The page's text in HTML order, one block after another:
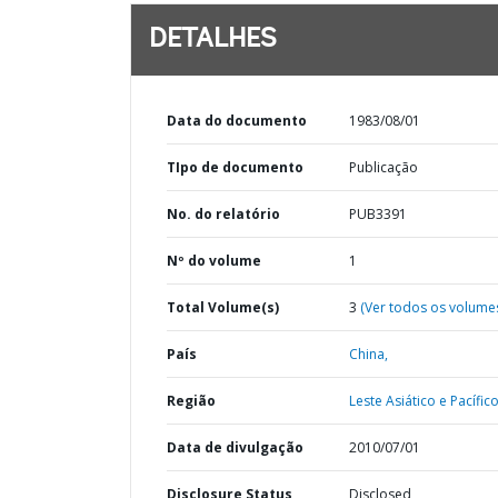
DETALHES
Data do documento 1983/08/01
TIpo de documento Publicação
No. do relatório PUB3391
Nº do volume 1
Total Volume(s) 3 (Ver todos os
País China,
Região Leste Asiático e
Data de divulgação 2010/07/01
Disclosure Status Disclosed